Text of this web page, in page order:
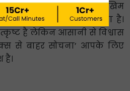
स्वीकार करने का जोखिम
तो इससे आपको लाभ होता है।
है लेकिन आसानी से विश्वास
से बाहर सोचना’ आपके लिए
है।